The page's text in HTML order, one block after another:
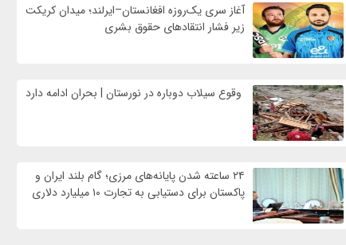
آغاز سری یک‌روزه افغانستان–ایرلند؛ میدان کریکت
زیر فشار انتقادهای حقوق بشری
وقوع سیلاب دوباره در نورستان | بحران ادامه دارد
۲۴ ساعته شدن پایانه‌های مرزی؛ گام بلند ایران و
پاکستان برای دستیابی به تجارت ۱۰ میلیارد دلاری